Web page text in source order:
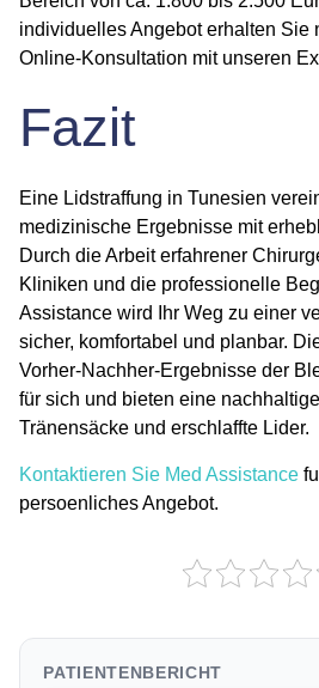
individuelles Angebot erhalten Sie
Online-Konsultation mit unseren
Fazit
Eine Lidstraffung in Tunesien
medizinische Ergebnisse mit
Durch die Arbeit erfahrener
Kliniken und die professionelle
Assistance wird Ihr Weg zu einer
sicher, komfortabel und planbar.
Vorher-Nachher-Ergebnisse der
für sich und bieten eine
Tränensäcke und erschlaffte Lider.
Kontaktieren Sie Med Assistance
persoenliches Angebot.
PATIENTENBERICHT